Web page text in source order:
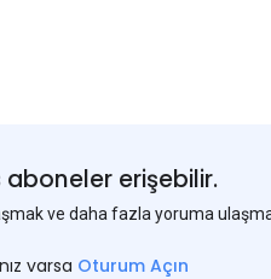
erişebilir.
ve daha fazla yoruma
varsa Oturum Açın